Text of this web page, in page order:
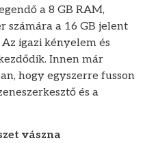
a 8 GB RAM,
számára a 16 GB jelent
igazi kényelem és
Innen már
hogy egyszerre fusson
és a
vászna